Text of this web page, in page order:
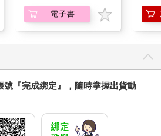
束，對方會真覺得，自己已經把想說
回應對方的最高等級讚美。「極少
家傑克．伍佛（Jack Woodford）在著
in Love，暫譯，台灣未出版）中寫
聽所隱隱透露的諂媚之情。」
？根本不需要你花四年在哈佛大學攻
貨公司老闆重金租下昂貴地段、進貨
電子書
日
號『完成綁定』，隨時掌握出貨動